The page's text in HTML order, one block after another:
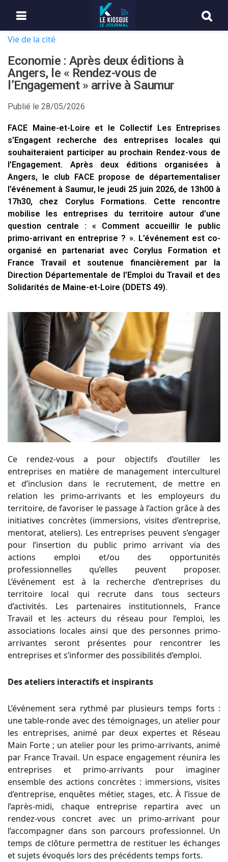
Vie de la cité
Economie : Après deux éditions à
Angers, le « Rendez-vous de
l’Engagement » arrive à Saumur
Publié le 28/05/2026
FACE Maine-et-Loire et le Collectif Les Entreprises
s’Engagent recherche des entreprises locales qui
souhaiteraient participer au prochain Rendez-vous de
l’Engagement. Après deux éditions organisées à
Angers, le club FACE propose de départementaliser
l’événement à Saumur, le jeudi 25 juin 2026, de 13h00 à
17h30, chez Corylus Formations. Cette rencontre
mobilise les entreprises du territoire autour d’une
question centrale : « Comment accueillir le public
primo-arrivant en entreprise ? ». L’événement est co-
organisé en partenariat avec Corylus Formation et
France Travail et soutenue financièrement par la
Direction Départementale de l’Emploi du Travail et des
Solidarités de Maine-et-Loire (DDETS 49).
Ce rendez-vous a pour objectifs d’outiller les
entreprises en matière de management interculturel
et d’inclusion dans le recrutement, de mettre en
relation les primo-arrivants et les employeurs du
territoire, de favoriser le passage à l’action grâce à des
initiatives concrètes (immersions, visites d’entreprise,
mentorat, ateliers). Les entreprises peuvent s’engager
pour l’insertion du public primo arrivant via des
actions emploi et/ou des opportunités
professionnelles qu’elles peuvent proposer.
L’événement est à la recherche d’entreprises du
territoire local qui recrute dans tous secteurs
d’activités. Les partenaires institutionnels, France
Travail et les acteurs du réseau pour l’emploi, les
associations locales ainsi que des personnes primo-
arrivantes seront présentes pour rencontrer les
entreprises et s’informer des possibilités d’emploi.
Des ateliers interactifs et inspirants
L’événement sera rythmé par plusieurs temps forts :
une table-ronde avec des témoignages, un atelier pour
les entreprises, animé par deux expertes et Réseau
Main Forte ; un atelier pour les primo-arrivants, animé
par France Travail. Un espace engagement réunira les
entreprises et primo-arrivants pour imaginer
ensemble des actions concrètes : immersions, visites
d’entreprise, enquêtes métier, stages, etc. À l’issue de
l’après-midi, chaque entreprise repartira avec un
rendez-vous concret avec un primo-arrivant pour
l’accompagner dans son parcours professionnel. Un
temps de clôture permettra de restituer les échanges
et sujets évoqués lors des précédents temps forts.